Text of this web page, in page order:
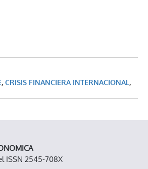
, CRISIS FINANCIERA INTERNACIONAL,
ISSN 2545-708X